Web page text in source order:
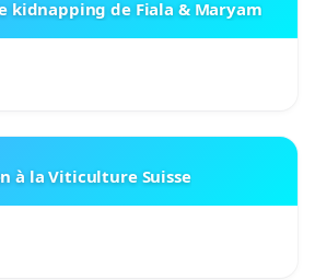
kidnapping de Fiala & Maryam
à la Viticulture Suisse